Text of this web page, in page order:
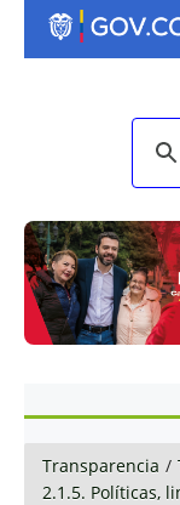
Transparencia /
2.1.5. Políticas,